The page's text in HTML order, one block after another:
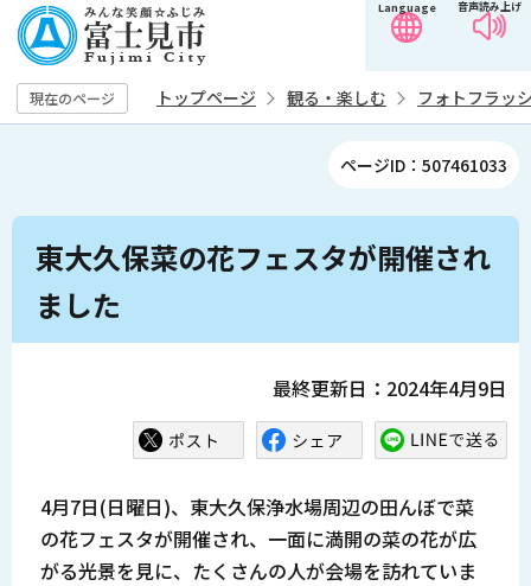
の
ペ
ー
音声読み上げ
Language
現在のページ トップページ 観る・楽しむ フォトフラッ
ページID：507461033
本
か
東大久保菜の花フェスタが開催され
ました
最終更新日：2024年4月9日
4月7日(日曜日)、東大久保浄水場周辺の田んぼで菜
の花フェスタが開催され、一面に満開の菜の花が広
がる光景を見に、たくさんの人が会場を訪れていま